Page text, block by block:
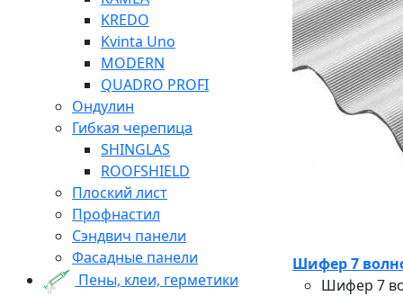
KREDO
Kvinta Uno
MODERN
QUADRO PROFI
Ондулин
Гибкая черепица
SHINGLAS
ROOFSHIELD
Плоский лист
Профнастил
Сэндвич панели
Фасадные панели
Пены, клеи, герметики
Шифер 7
Шифер 7